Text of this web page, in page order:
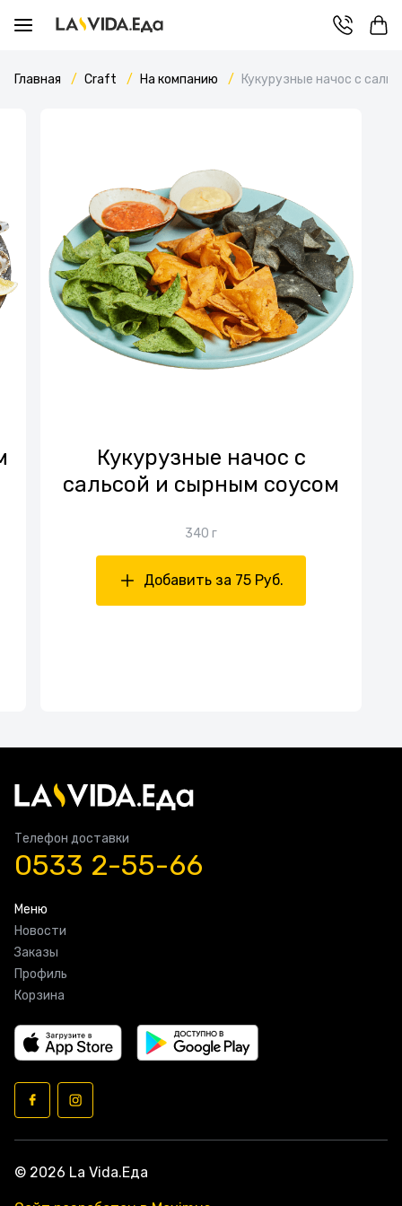
Главная Craft На компанию Кукурузные начос с
Кукурузные начос с
сальсой и сырным соусом
340 г
Добавить за 75 Руб.
Телефон доставки
0533 2-55-66
Меню
Новости
Заказы
Профиль
Корзина
© 2026 La Vida.Еда